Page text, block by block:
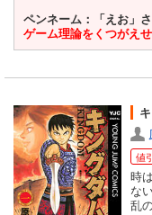
ペンネーム：「えお」
ゲーム理論をくつがえ
値
時
な
乱